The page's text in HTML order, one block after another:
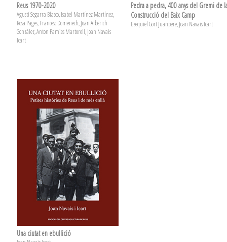
Reus 1970-2020
Agustí Segarra Blasco, Isabel Martínez Martínez,
Rosa Pages, Francesc Domenech, Joan Alberich
González, Anton Pamies Martorell, Joan Navais
Icart
Pedra a pedra, 400 anys del Gremi de
Construcció del Baix Camp
Ezequiel Gort Juanpere, Joan Navais Icart
Una ciutat en ebullició